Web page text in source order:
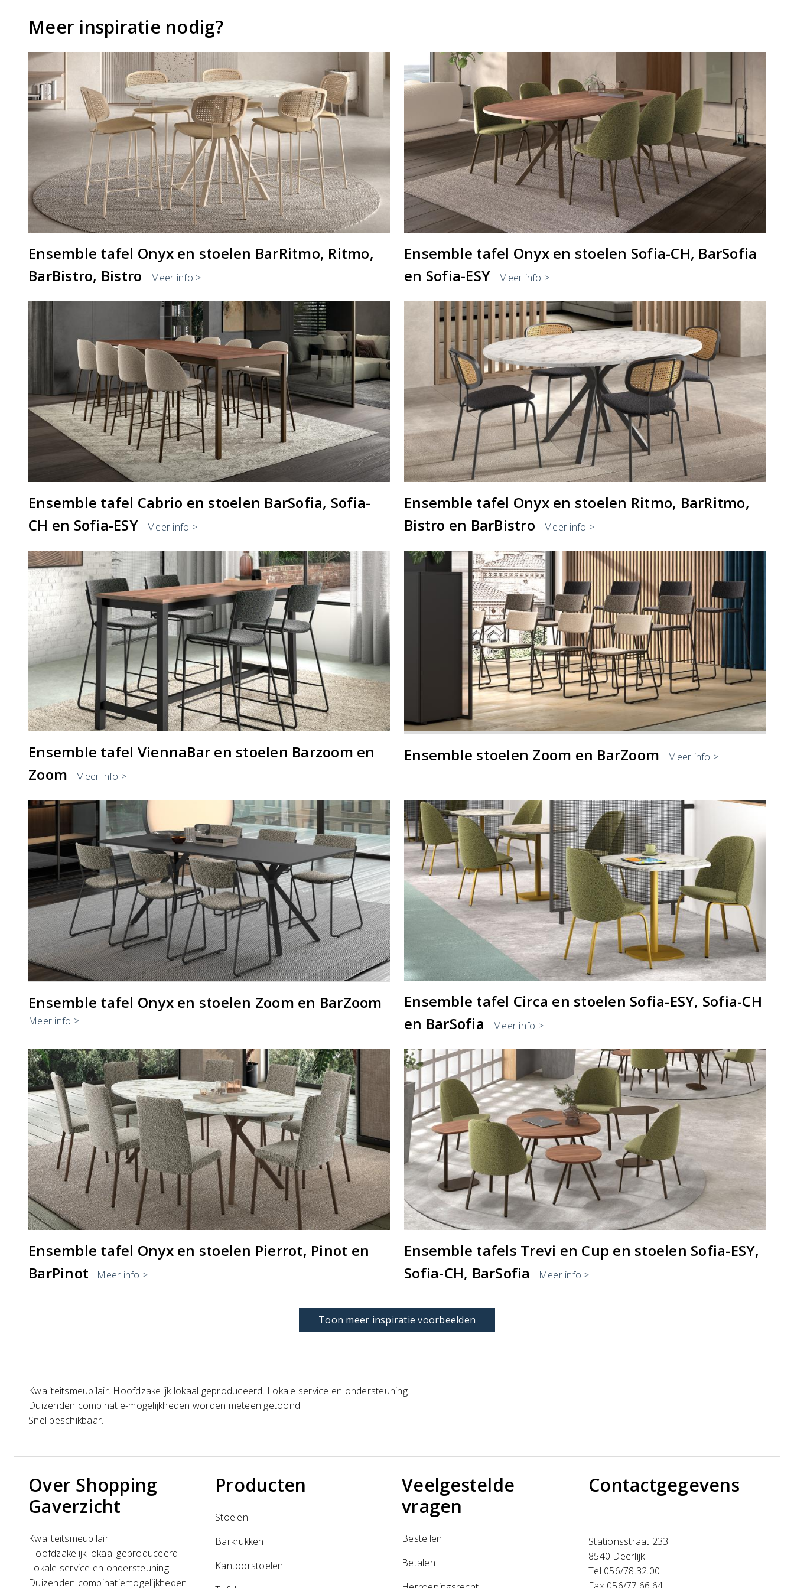
Meer inspiratie nodig?
Ensemble tafel Onyx en stoelen BarRitmo, Ritmo,
BarBistro, Bistro
Meer info >
Ensemble tafel Onyx en stoelen Sofia-CH, BarSofia
en Sofia-ESY
Meer info >
Ensemble tafel Cabrio en stoelen BarSofia, Sofia-
CH en Sofia-ESY
Meer info >
Ensemble tafel Onyx en stoelen Ritmo, BarRitmo,
Bistro en BarBistro
Meer info >
Ensemble tafel ViennaBar en stoelen Barzoom en
Zoom
Meer info >
Ensemble stoelen Zoom en BarZoom Meer info >
Ensemble tafel Onyx en stoelen Zoom en BarZoom
Meer info >
Ensemble tafel Circa en stoelen Sofia-ESY, Sofia-CH
en BarSofia
Meer info >
Ensemble tafel Onyx en stoelen Pierrot, Pinot en
BarPinot
Meer info >
Ensemble tafels Trevi en Cup en stoelen Sofia-ESY,
Sofia-CH, BarSofia
Meer info >
Toon meer inspiratie voorbeelden
Kwaliteitsmeubilair. Hoofdzakelijk lokaal geproduceerd. Lokale service en ondersteuning.
Duizenden combinatie-mogelijkheden worden meteen getoond
Snel beschikbaar.
Over Shopping
Gaverzicht
Kwaliteitsmeubilair
Hoofdzakelijk lokaal geproduceerd
Lokale service en ondersteuning
Duizenden combinatiemogelijkheden
Producten
Stoelen
Barkrukken
Kantoorstoelen
Veelgestelde
vragen
Bestellen
Betalen
Contactgegevens
Stationsstraat 233
8540 Deerlijk
Tel 056/78.32.00